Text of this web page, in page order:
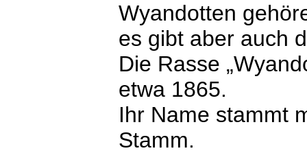
Wyandotten
es gibt aber auch
Die Rasse
etwa 1865.
Ihr Name stammt
Stamm.